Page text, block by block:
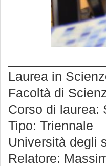
Laurea in
Facoltà di
Corso di laurea:
Tipo: Triennale
Università degli
Relatore: